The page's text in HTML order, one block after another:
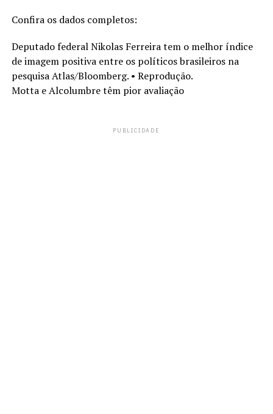
Confira os dados completos:
Deputado federal Nikolas Ferreira tem o melhor índice
de imagem positiva entre os políticos brasileiros na
pesquisa Atlas/Bloomberg. • Reprodução.
Motta e Alcolumbre têm pior avaliação
PUBLICIDADE